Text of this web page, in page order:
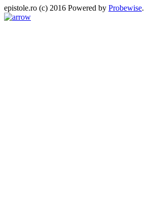
epistole.ro (c) 2016 Powered by Probewise.